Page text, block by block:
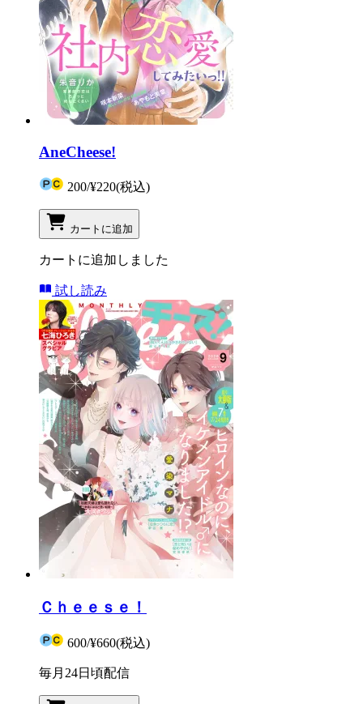
AneCheese!
200/¥220(税込)
カートに追加
カートに追加しました
試し読み
Ｃｈｅｅｓｅ！
600/¥660(税込)
毎月24日頃配信